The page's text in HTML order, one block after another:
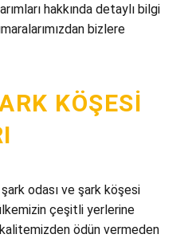
hakkında detaylı bilgi
bizlere
KÖŞESI
odası ve şark köşesi
çeşitli yerlerine
ödün vermeden